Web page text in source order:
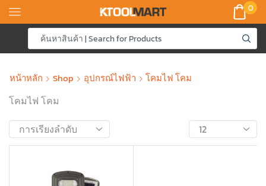
0
หน้าหลัก Shop อุปกรณ์ไฟฟ้า โคมไฟ โคม
โคมไฟ โคม